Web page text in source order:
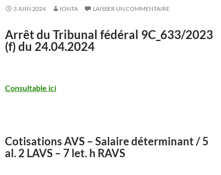
3 JUIN 2024 IONTA LAISSER UN COMMENTAIRE
Arrêt du Tribunal fédéral 9C_633/2023
(f) du 24.04.2024
Consultable ici
Cotisations AVS – Salaire déterminant / 5
al. 2 LAVS – 7 let. h RAVS